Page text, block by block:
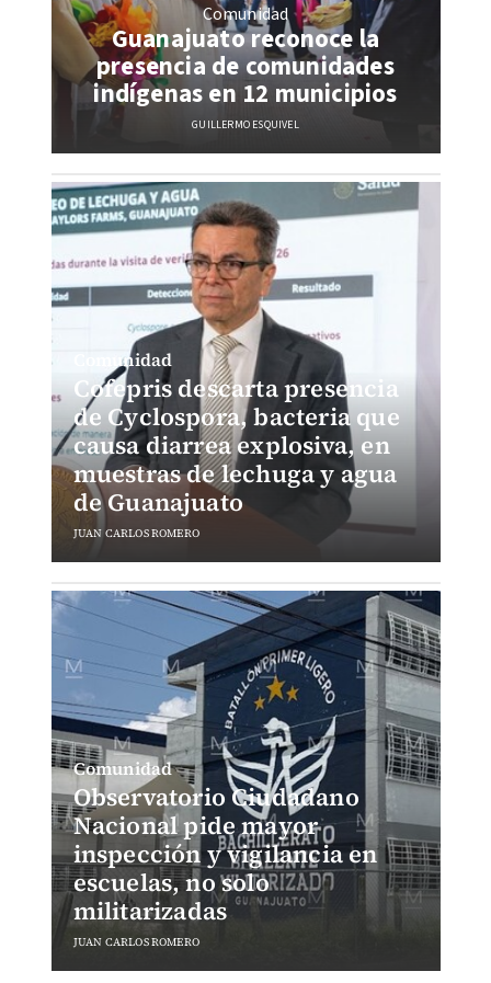
Guanajuato reconoce la
presencia de comunidades
indígenas en 12 municipios
Comunidad
GUILLERMO ESQUIVEL
Cofepris descarta presencia
de Cyclospora, bacteria que
causa diarrea explosiva, en
muestras de lechuga y agua
de Guanajuato
Comunidad
JUAN CARLOS ROMERO
Observatorio Ciudadano
Nacional pide mayor
inspección y vigilancia en
escuelas, no solo
militarizadas
Comunidad
JUAN CARLOS ROMERO